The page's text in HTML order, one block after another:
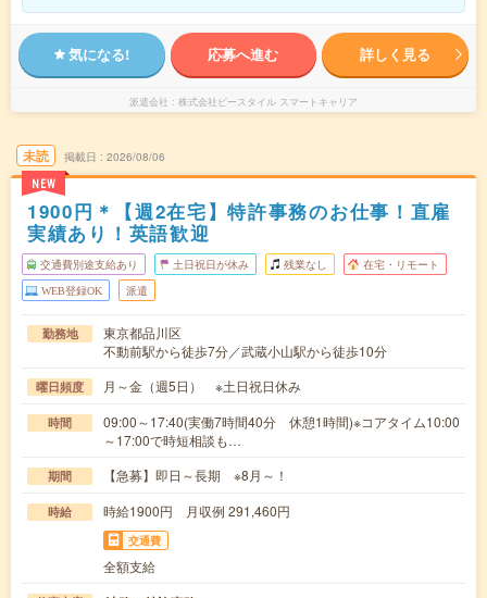
気になる! 応募へ進む 詳しく見る
派遣会社 株式会社ビースタイル スマートキャリア
未読
NEW
掲載日 2026/08/06
1900円＊【週2在宅】特許事務のお仕事！直雇
実績あり！英語歓迎
交通費別途支給あり 土日祝日が休み 残業なし 在宅・リモート
WEB登録OK 派遣
勤務地
東京都品川区
不動前駅から徒歩7分／武蔵小山駅から徒歩10分
曜日頻度 月～金（週5日） ※土日祝日休み
時間
09:00～17:40(実働7時間40分 休憩1時間)※コアタイム10:00
～17:00で時短相談も…
期間 【急募】即日～長期 ※8月～！
時給 時給1900円 月収例 291,460円
交通費
全額支給